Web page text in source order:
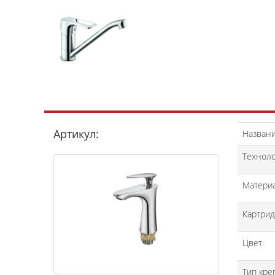
Артикул:
Цвет
Тип